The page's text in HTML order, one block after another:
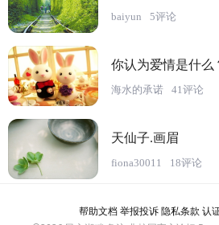
baiyun 5评论
你认为爱情是什么
海水的承诺 41评论
天仙子.画眉
fiona30011 18评论
帮助文档举报投诉隐私条款 认